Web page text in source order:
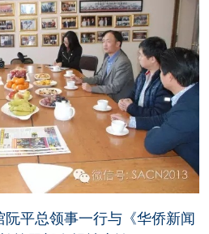
平总领事一行与《华侨新闻